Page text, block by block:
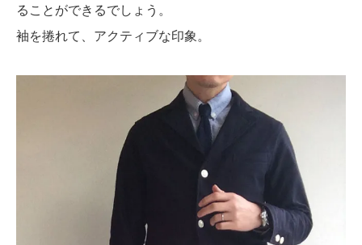
ることができるでしょう。
袖を捲れて、アクティブな印象。